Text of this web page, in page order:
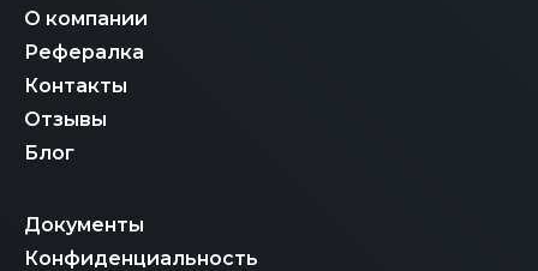
О компании
Рефералка
Контакты
Отзывы
Блог
Документы
Конфиденциальность